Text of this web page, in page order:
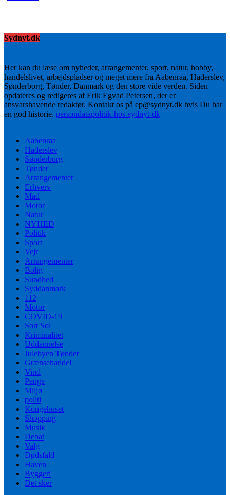
Sydnyt.dk
Her kan du læse om nyheder, arrangementer, sport, natur, hobby,
handelslivet, arbejdspladser og meget mere fra Aabenraa, Haderslev,
Sønderborg, Tønder, Danmark og den store vide verden. Siden
opdateres og redigeres af Erik Egvad Petersen, der er
ansvarshavende redaktør. Kontakt os på ep@sydnyt.dk hvis Du har
en god historie. persondatapolitik-hos-sydnyt-dk
Aabenraa
Haderslev
Sønderborg
Tønder
Arrangementer
Erhverv
Mad
Motor
Natur
NYHED
Politik
Sport
Vejr
Arrangementer
Bolig
Sundhed
Syddanmark
112
Motor
COVID-19
Sort Sol
Kriminalitet
Uddannelse
Julebyen Tønder
Grænsehandel
Vind
Penge
Miljø
politi
Kongehuset
Shopping
Musik
Debat
Valg
Dødsfald
Haven
Byggeri
Det sker